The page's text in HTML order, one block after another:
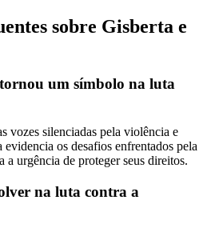
sobre Gisberta e
um símbolo na luta
vozes silenciadas pela violência e
os desafios enfrentados pela
a urgência de proteger seus direitos.
na luta contra a